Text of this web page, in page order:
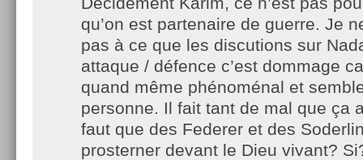
qu’on est partenaire de guerre. Je
pas à ce que les discutions sur
attaque / défence c’est dommage
quand même phénoménal et
personne. Il fait tant de mal que ça
faut que des Federer et des
prosterner devant le Dieu vivant?